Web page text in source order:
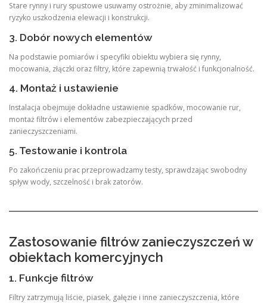
Stare rynny i rury spustowe usuwamy ostrożnie, aby zminimalizować
ryzyko uszkodzenia elewacji i konstrukcji.
3. Dobór nowych elementów
Na podstawie pomiarów i specyfiki obiektu wybiera się rynny,
mocowania, złączki oraz filtry, które zapewnią trwałość i funkcjonalność.
4. Montaż i ustawienie
Instalacja obejmuje dokładne ustawienie spadków, mocowanie rur,
montaż filtrów i elementów zabezpieczających przed
zanieczyszczeniami.
5. Testowanie i kontrola
Po zakończeniu prac przeprowadzamy testy, sprawdzając swobodny
spływ wody, szczelność i brak zatorów.
Zastosowanie filtrów zanieczyszczeń w
obiektach komercyjnych
1. Funkcje filtrów
Filtry zatrzymują liście, piasek, gałęzie i inne zanieczyszczenia, które